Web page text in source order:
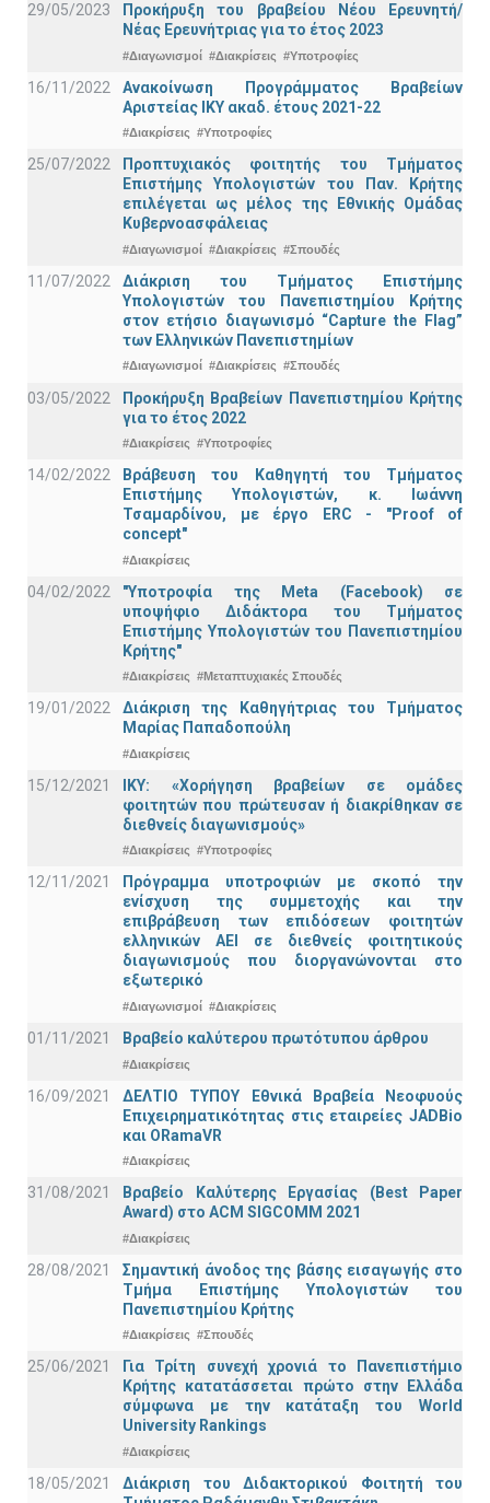
29/05/2023
Προκήρυξη του βραβείου Νέου Ερευνητή/
Νέας Ερευνήτριας για το έτος 2023
#Διαγωνισμοί #Διακρίσεις #Υποτροφίες
16/11/2022
Ανακοίνωση Προγράμματος Βραβείων
Αριστείας ΙΚΥ ακαδ. έτους 2021-22
#Διακρίσεις #Υποτροφίες
25/07/2022
Προπτυχιακός φοιτητής του Τμήματος
Επιστήμης Υπολογιστών του Παν. Κρήτης
επιλέγεται ως μέλος της Εθνικής Ομάδας
Κυβερνοασφάλειας
#Διαγωνισμοί #Διακρίσεις #Σπουδές
11/07/2022
Διάκριση του Τμήματος Επιστήμης
Υπολογιστών του Πανεπιστημίου Κρήτης
στον ετήσιο διαγωνισμό “Capture the Flag”
των Ελληνικών Πανεπιστημίων
#Διαγωνισμοί #Διακρίσεις #Σπουδές
03/05/2022
Προκήρυξη Βραβείων Πανεπιστημίου Κρήτης
για το έτος 2022
#Διακρίσεις #Υποτροφίες
14/02/2022
Βράβευση του Καθηγητή του Τμήματος
Επιστήμης Υπολογιστών, κ. Ιωάννη
Τσαμαρδίνου, με έργο ERC - "Proof of
concept"
#Διακρίσεις
04/02/2022
"Υποτροφία της Meta (Facebook) σε
υποψήφιο Διδάκτορα του Τμήματος
Επιστήμης Υπολογιστών του Πανεπιστημίου
Κρήτης"
#Διακρίσεις #Μεταπτυχιακές Σπουδές
19/01/2022
Διάκριση της Καθηγήτριας του Τμήματος
Μαρίας Παπαδοπούλη
#Διακρίσεις
15/12/2021
IKY: «Χορήγηση βραβείων σε ομάδες
φοιτητών που πρώτευσαν ή διακρίθηκαν σε
διεθνείς διαγωνισμούς»
#Διακρίσεις #Υποτροφίες
12/11/2021
Πρόγραμμα υποτροφιών με σκοπό την
ενίσχυση της συμμετοχής και την
επιβράβευση των επιδόσεων φοιτητών
ελληνικών ΑΕΙ σε διεθνείς φοιτητικούς
διαγωνισμούς που διοργανώνονται στο
εξωτερικό
#Διαγωνισμοί #Διακρίσεις
01/11/2021 Bραβείο καλύτερου πρωτότυπου άρθρου
#Διακρίσεις
16/09/2021
ΔΕΛΤΙΟ ΤΥΠΟΥ Εθνικά Βραβεία Νεοφυούς
Επιχειρηματικότητας στις εταιρείες JADBio
και ORamaVR
#Διακρίσεις
31/08/2021
Βραβείο Καλύτερης Εργασίας (Best Paper
Award) στο ACM SIGCOMM 2021
#Διακρίσεις
28/08/2021
Σημαντική άνοδος της βάσης εισαγωγής στο
Τμήμα Επιστήμης Υπολογιστών του
Πανεπιστημίου Κρήτης
#Διακρίσεις #Σπουδές
25/06/2021
Για Τρίτη συνεχή χρονιά το Πανεπιστήμιο
Κρήτης κατατάσσεται πρώτο στην Ελλάδα
σύμφωνα με την κατάταξη του World
University Rankings
#Διακρίσεις
18/05/2021
Διάκριση του Διδακτορικού Φοιτητή του